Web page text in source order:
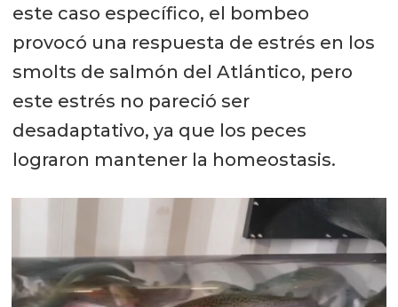
este caso específico, el bombeo
provocó una respuesta de estrés en los
smolts de salmón del Atlántico, pero
este estrés no pareció ser
desadaptativo, ya que los peces
lograron mantener la homeostasis.